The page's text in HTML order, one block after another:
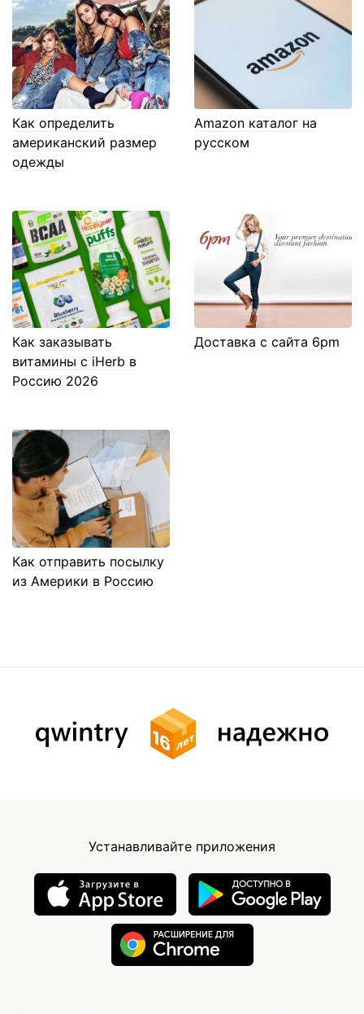
Как определить
американский размер
одежды
Amazon каталог на
русском
Как заказывать
витамины с iHerb в
Россию 2026
Доставка с сайта 6pm
Как отправить посылку
из Америки в Россию
Устанавливайте приложения